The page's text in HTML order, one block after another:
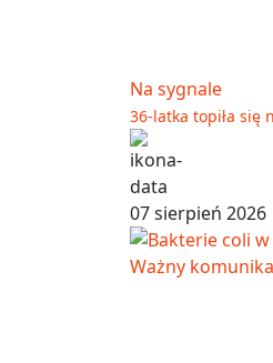
Na sygnale
36-latka topiła się
07 sierpień 2026